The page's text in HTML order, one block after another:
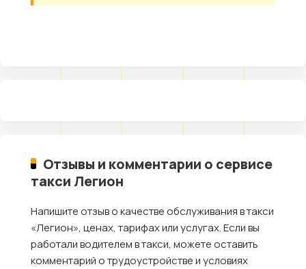
Отзывы и комментарии о сервисе
такси Легион
Напишите отзыв о качестве обслуживания в такси
«Легион», ценах, тарифах или услугах. Если вы
работали водителем в такси, можете оставить
комментарий о трудоустройстве и условиях